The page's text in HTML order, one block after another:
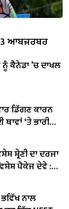
3 ਆਬਜ਼ਰਬਰ
ਕੈਨੇਡਾ ’ਚ ਦਾਖਲ
ਡਿੱਗਣ ਕਾਰਨ
‘ਤੇ ਭਾਰੀ
ਸ਼੍ਰੇਣੀ ਦਾ ਦਰਜਾ
ਪੈਕੇਜ ਦੇਵੇ :
ਨਾਲ